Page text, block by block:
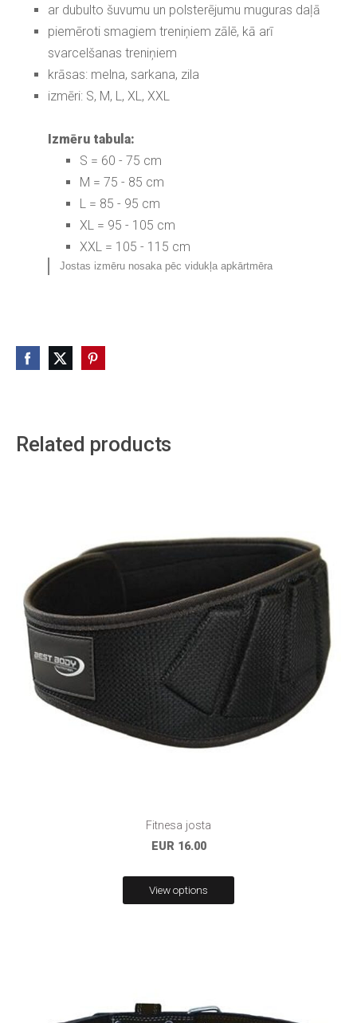
ar dubulto šuvumu un polsterējumu muguras daļā
piemēroti smagiem treniņiem zālē, kā arī
svarcelšanas treniņiem
krāsas: melna, sarkana, zila
izmēri: S, M, L, XL, XXL
Izmēru tabula:
S = 60 - 75 cm
M = 75 - 85 cm
L = 85 - 95 cm
XL = 95 - 105 cm
XXL = 105 - 115 cm
Jostas izmēru nosaka pēc vidukļa apkārtmēra
Related products
Fitnesa josta
EUR 16.00
View options